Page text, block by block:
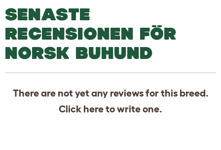
SENASTE
RECENSIONEN FÖR
NORSK BUHUND
There are not yet any reviews for this breed.
Click hereto write one.